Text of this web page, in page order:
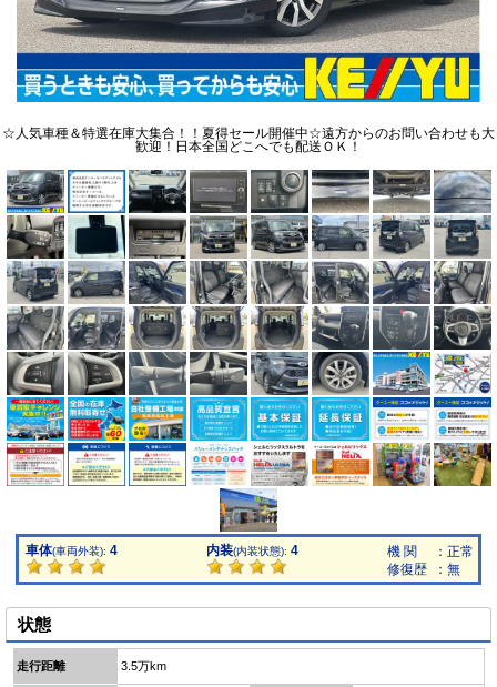
☆人気車種＆特選在庫大集合！！夏得セール開催中☆遠方からのお問い合わせも大
歓迎！日本全国どこへでも配送ＯＫ！
車体(車両外装): 4 内装(内装状態): 4
機 関
修復歴
：正常
：無
状態
走行距離 3.5万km